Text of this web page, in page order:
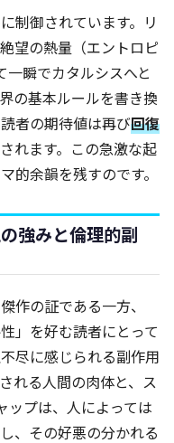
制御されています。リ
望の熱量（エントロピ
瞬でカタルシスへと
の基本ルールを書き換
者の期待値は再び回復
れます。この急激な起
的余韻を残すのです。
強みと倫理的副
作の証である一方、
」を好む読者にとって
尽に感じられる副作用
れる人間の肉体と、ス
ップは、人によっては
、その好悪の分かれる